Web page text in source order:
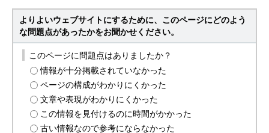
よりよいウェブサイトにするために、このページにどのよう
な問題点があったかをお聞かせください。
このページに問題点はありましたか？
情報が十分掲載されていなかった
ページの構成がわかりにくかった
文章や表現がわかりにくかった
この情報を見付けるのに時間がかかった
古い情報なので参考にならなかった